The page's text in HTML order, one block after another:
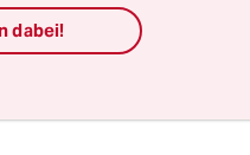
dabei!